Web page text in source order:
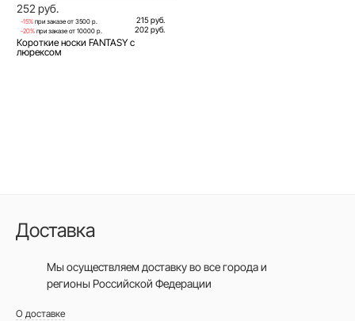
252 руб.
-15% при заказе от 3500 р. 215 руб.
-20% при заказе от 10000 р. 202 руб.
Короткие носки FANTASY с
люрексом
Доставка
Мы осуществляем доставку во все городаи
регионы Российской Федерации
О доставке